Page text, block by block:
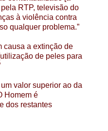
RTP, televisão do
à violência contra
qualquer problema.”
causa a extinção de
de peles para
valor superior ao da
Homem é
dos restantes